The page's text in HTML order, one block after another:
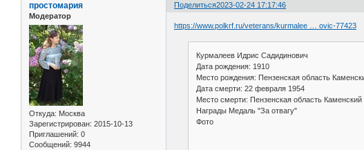
Поделиться2023-02-24 17:17:46
простомария
Модератор
Откуда: Москва
Зарегистрирован: 2015-10-13
Приглашений: 0
Сообщений: 9944
https://www.polkrf.ru/veterans/kurmalee … ovic-77423
Курмалеев Идрис Садидинович
Дата рождения: 1910
Место рождения: Пензенская область
Дата смерти: 22 февраля 1954
Место смерти: Пензенская область
Награды Медаль "За отвагу"
Фото